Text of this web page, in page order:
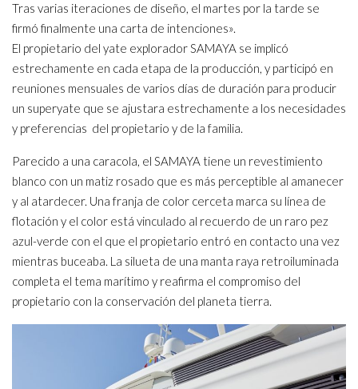
Tras varias iteraciones de diseño, el martes por la tarde se
firmó finalmente una carta de intenciones».
El propietario del yate explorador SAMAYA se implicó
estrechamente en cada etapa de la producción, y participó en
reuniones mensuales de varios días de duración para producir
un superyate que se ajustara estrechamente a los necesidades
y preferencias del propietario y de la familia.
Parecido a una caracola, el SAMAYA tiene un revestimiento
blanco con un matiz rosado que es más perceptible al amanecer
y al atardecer. Una franja de color cerceta marca su línea de
flotación y el color está vinculado al recuerdo de un raro pez
azul-verde con el que el propietario entró en contacto una vez
mientras buceaba. La silueta de una manta raya retroiluminada
completa el tema marítimo y reafirma el compromiso del
propietario con la conservación del planeta tierra.